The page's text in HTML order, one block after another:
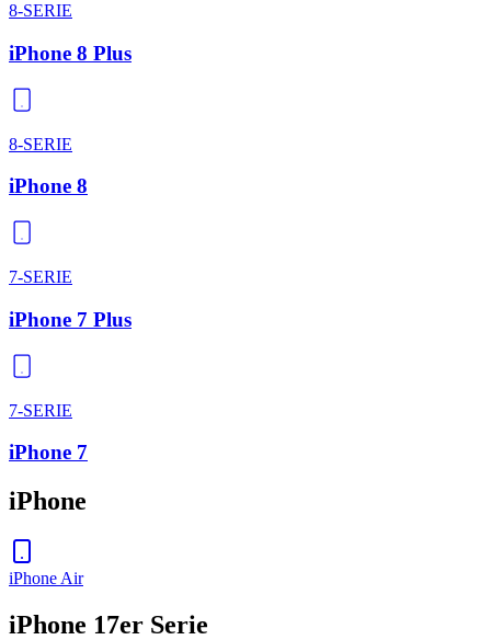
8-SERIE
iPhone 8 Plus
8-SERIE
iPhone 8
7-SERIE
iPhone 7 Plus
7-SERIE
iPhone 7
iPhone
iPhone Air
iPhone 17er Serie